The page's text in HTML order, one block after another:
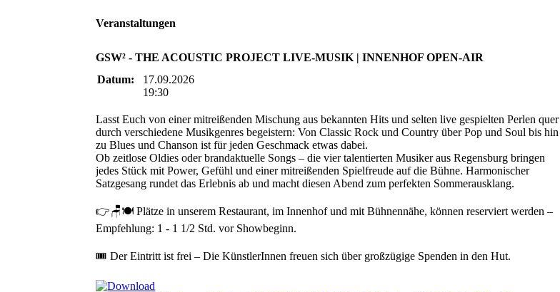
Veranstaltungen
GSW² - THE ACOUSTIC PROJECT LIVE-MUSIK | INNENHOF OPEN-AIR
Datum:
17.09.2026
19:30
Lasst Euch von einer mitreißenden Mischung aus bekannten Hits und selten live gespielten Perlen quer
durch verschiedene Musikgenres begeistern: Von Classic Rock und Country über Pop und Soul bis hin
zu Blues und Chanson ist für jeden Geschmack etwas dabei.
Ob zeitlose Oldies oder brandaktuelle Songs – die vier talentierten Musiker aus Regensburg bringen
jedes Stück mit Power, Gefühl und einer mitreißenden Spielfreude auf die Bühne. Harmonischer
Satzgesang rundet das Erlebnis ab und macht diesen Abend zum perfekten Sommerausklang.
👉🪑🍽️ Plätze in unserem Restaurant, im Innenhof und mit Bühnennähe, können reserviert werden –
Empfehlung: 1 - 1 1/2 Std. vor Showbeginn.
🎟️ Der Eintritt ist frei – Die KünstlerInnen freuen sich über großzügige Spenden in den Hut.